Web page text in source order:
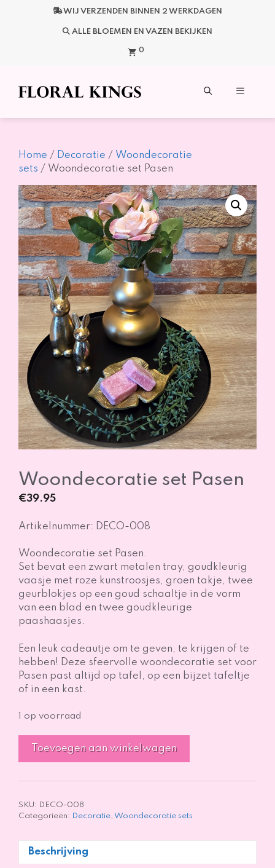
WIJ VERZENDEN BINNEN 2 WERKDAGEN
ALLE BLOEMEN EN VAZEN BEKIJKEN
0
Menu
Home / Decoratie / Woondecoratie
sets / Woondecoratie set Pasen
Woondecoratie set Pasen
€39.95
Artikelnummer: DECO-008
Woondecoratie set Pasen.
Set bevat een zwart metalen tray, goudkleurig
vaasje met roze kunstroosjes, groen takje, twee
geurblokjes op een goud schaaltje in de vorm
van een blad en twee goudkleurige
paashaasjes.
Een leuk cadeautje om te geven, te krijgen of te
hebben! Deze sfeervolle woondecoratie set voor
Pasen past altijd op tafel, op een bijzet tafeltje
of in een kast.
1 op voorraad
Woondecoratie
aantal
Toevoegen aan winkelwagen
SKU: DECO-008
Categorieën: Decoratie, Woondecoratie sets
Beschrijving